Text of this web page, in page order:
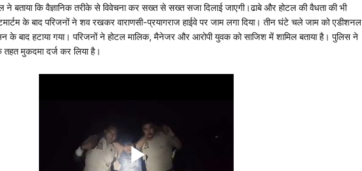
ने बताया कि वैज्ञानिक तरीके से विवेचना कर सख्त से सख्त सजा दिलाई जाएगी।ढाबे और होटल की वैधता की भी
के बाद परिजनों ने शव रखकर वाराणसी-प्रयागराज हाईवे पर जाम लगा दिया। तीन घंटे चले जाम को एडीशनल
के बाद हटाया गया। परिजनों ने होटल मालिक, मैनेजर और आरोपी युवक को साजिश में शामिल बताया है। पुलिस ने
मुकदमा दर्ज कर लिया है।